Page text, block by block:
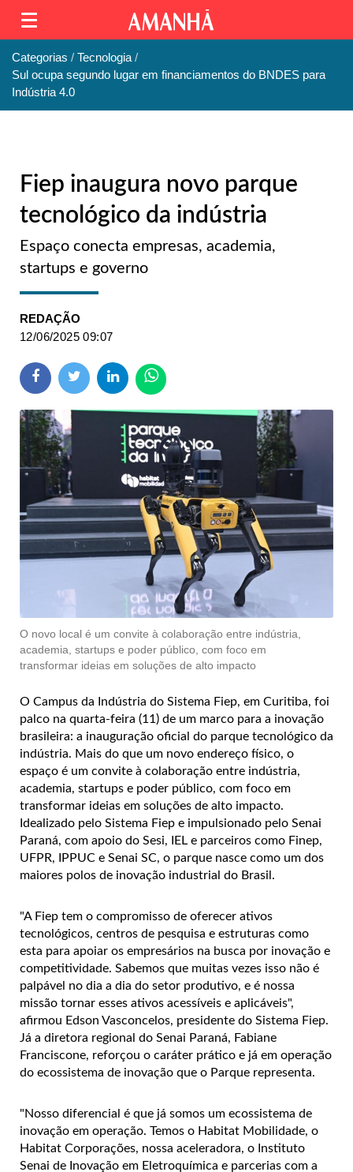
Categorias
Tecnologia
Sul ocupa segundo lugar em financiamentos do BNDES para
Indústria 4.0
Fiep inaugura novo parque
tecnológico da indústria
Espaço conecta empresas, academia,
startups e governo
REDAÇÃO
12/06/2025 09:07
O novo local é um convite à colaboração entre indústria,
academia, startups e poder público, com foco em
transformar ideias em soluções de alto impacto
O Campus da Indústria do Sistema Fiep, em Curitiba, foi
palco na quarta-feira (11) de um marco para a inovação
brasileira: a inauguração oficial do parque tecnológico da
indústria. Mais do que um novo endereço físico, o
espaço é um convite à colaboração entre indústria,
academia, startups e poder público, com foco em
transformar ideias em soluções de alto impacto.
Idealizado pelo Sistema Fiep e impulsionado pelo Senai
Paraná, com apoio do Sesi, IEL e parceiros como Finep,
UFPR, IPPUC e Senai SC, o parque nasce como um dos
maiores polos de inovação industrial do Brasil.
"A Fiep tem o compromisso de oferecer ativos
tecnológicos, centros de pesquisa e estruturas como
esta para apoiar os empresários na busca por inovação e
competitividade. Sabemos que muitas vezes isso não é
palpável no dia a dia do setor produtivo, e é nossa
missão tornar esses ativos acessíveis e aplicáveis",
afirmou Edson Vasconcelos, presidente do Sistema Fiep.
Já a diretora regional do Senai Paraná, Fabiane
Franciscone, reforçou o caráter prático e já em operação
do ecossistema de inovação que o Parque representa.
"Nosso diferencial é que já somos um ecossistema de
inovação em operação. Temos o Habitat Mobilidade, o
Habitat Corporações, nossa aceleradora, o Instituto
Senai de Inovação em Eletroquímica e parcerias com a